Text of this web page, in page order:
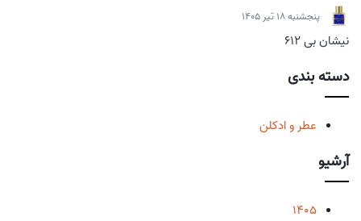
پنجشنبه 18 تیر 1405
نیشان بی 612
دسته بندی
عطر و ادکلن
آرشیو
1405